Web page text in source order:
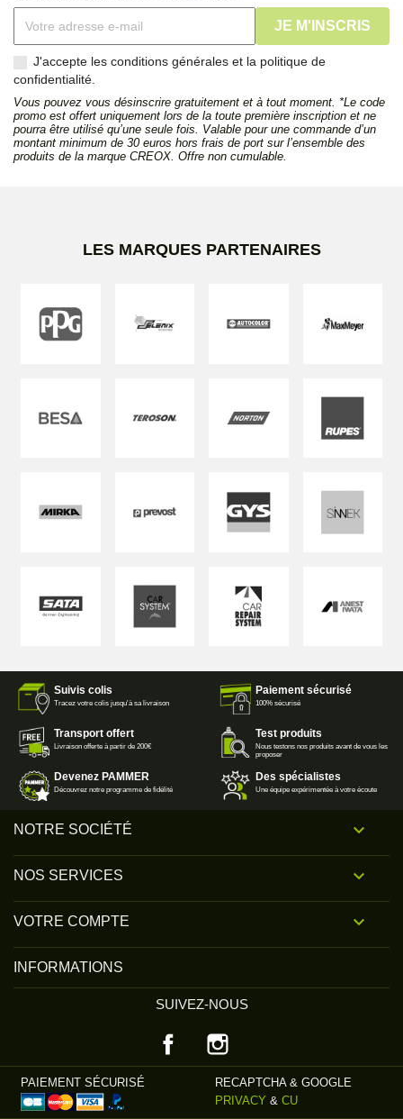
J'accepte les conditions générales et la politique de
confidentialité.
Vous pouvez vous désinscrire gratuitement et à tout moment. *Le code
promo est offert uniquement lors de la toute première inscription et ne
pourra être utilisé qu’une seule fois. Valable pour une commande d’un
montant minimum de 30 euros hors frais de port sur l’ensemble des
produits de la marque CREOX. Offre non cumulable.
LES MARQUES PARTENAIRES
Suivis colis
Tracez votre colis jusqu'à sa livraison
Paiement sécurisé
100% sécurisé
Transport offert
Livraison offerte à partir de 200€
Test produits
Nous testons nos produits avant de vous les
proposer
Devenez PAMMER
Découvrez notre programme de fidélité
Des spécialistes
Une équipe expérimentée à votre écoute
NOTRE SOCIÉTÉ 
NOS SERVICES 
VOTRE COMPTE 
INFORMATIONS
SUIVEZ-NOUS
Facebook
PAIEMENT SÉCURISÉ
RECAPTCHA & GOOGLE
PRIVACY & CU